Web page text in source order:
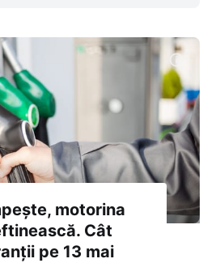
motorina
Cât
pe 13 mai